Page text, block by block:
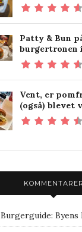
Patty & Bun
burgertronen
Vent, er
(også) blevet
KOMMENTARER
Burgerguide: